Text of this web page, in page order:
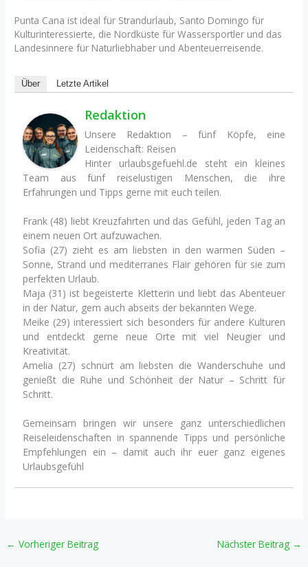
Punta Cana ist ideal für Strandurlaub, Santo Domingo für
Kulturinteressierte, die Nordküste für Wassersportler und das
Landesinnere für Naturliebhaber und Abenteuerreisende.
Über Letzte Artikel
Redaktion
Unsere Redaktion – fünf Köpfe, eine
Leidenschaft: Reisen
Hinter urlaubsgefuehl.de steht ein kleines
Team aus fünf reiselustigen Menschen, die ihre
Erfahrungen und Tipps gerne mit euch teilen.
Frank (48) liebt Kreuzfahrten und das Gefühl, jeden Tag an
einem neuen Ort aufzuwachen.
Sofia (27) zieht es am liebsten in den warmen Süden –
Sonne, Strand und mediterranes Flair gehören für sie zum
perfekten Urlaub.
Maja (31) ist begeisterte Kletterin und liebt das Abenteuer
in der Natur, gern auch abseits der bekannten Wege.
Meike (29) interessiert sich besonders für andere Kulturen
und entdeckt gerne neue Orte mit viel Neugier und
Kreativität.
Amelia (27) schnürt am liebsten die Wanderschuhe und
genießt die Ruhe und Schönheit der Natur – Schritt für
Schritt.
Gemeinsam bringen wir unsere ganz unterschiedlichen
Reiseleidenschaften in spannende Tipps und persönliche
Empfehlungen ein – damit auch ihr euer ganz eigenes
Urlaubsgefühl
← Vorheriger Beitrag Nächster Beitrag →